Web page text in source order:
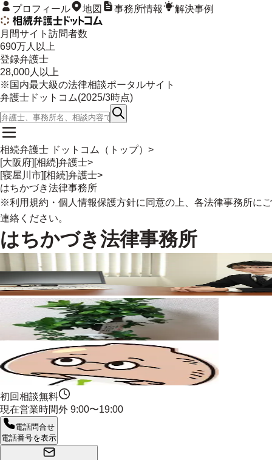
プロフィール 地図 事務所情報 解決事例
月間サイト訪問者数
690万人以上
登録弁護士
28,000人以上
※国内最大級の法律相談ポータルサイト
弁護士ドットコム(2025/3時点)
相続弁護士 ドットコム（トップ） >
[大阪府][相続]弁護士>
[寝屋川市][相続]弁護士>
はちかづき法律事務所
※利用規約 ・ 個人情報保護方針に同意の上、各法律事務所にご
連絡ください。
はちかづき法律事務所
初回相談無料
現在営業時間外 9:00〜19:00
電話問合せ
電話番号を表示